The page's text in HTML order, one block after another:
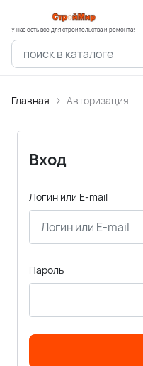
У нас есть все для строительства и ремонта!
Главная Авторизация
Вход
Логин или E-mail
Пароль